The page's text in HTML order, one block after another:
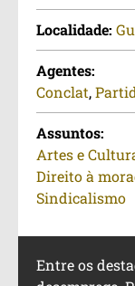
Localidade:
Agentes:
Conclat,
Assuntos:
Artes e
Direito à
Sindicalismo
Entre os